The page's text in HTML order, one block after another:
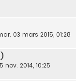
03 mars 2015, 01:28
nov. 2014, 10:25